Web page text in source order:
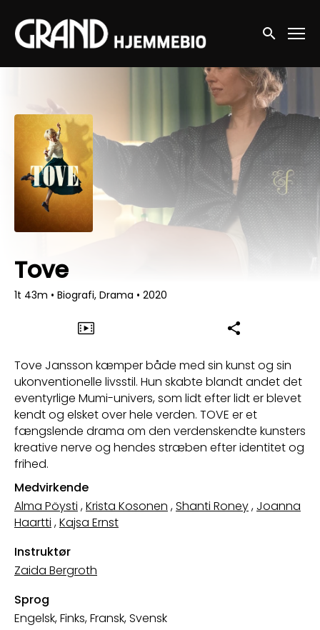
Accessibility Links
Søg nu
Tove
1t 43m • Biografi, Drama • 2020
Tove Jansson kæmper både med sin kunst og sin
ukonventionelle livsstil. Hun skabte blandt andet det
eventyrlige Mumi-univers, som lidt efter lidt er blevet
kendt og elsket over hele verden. TOVE er et
fængslende drama om den verdenskendte kunsters
kreative nerve og hendes stræben efter identitet og
frihed.
Medvirkende
Alma Pöysti ,Krista Kosonen ,Shanti Roney, Joanna
Haartti ,Kajsa Ernst
Instruktør
Zaida Bergroth
Sprog
Engelsk, Finks, Fransk, Svensk